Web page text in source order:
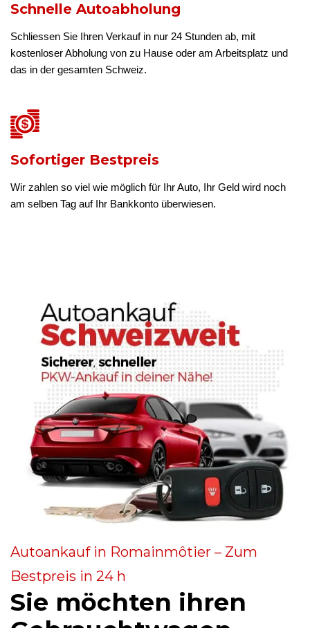
Schnelle Autoabholung
Schliessen Sie Ihren Verkauf in nur 24 Stunden ab, mit
kostenloser Abholung von zu Hause oder am Arbeitsplatz und
das in der gesamten Schweiz.
Sofortiger Bestpreis
Wir zahlen so viel wie möglich für Ihr Auto, Ihr Geld wird noch
am selben Tag auf Ihr Bankkonto überwiesen.
Autoankauf in Romainmôtier – Zum
Bestpreis in 24 h
Sie möchten ihren